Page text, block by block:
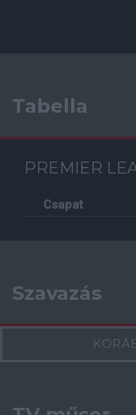
Tabella
PREMIER
Csapat
Szavazás